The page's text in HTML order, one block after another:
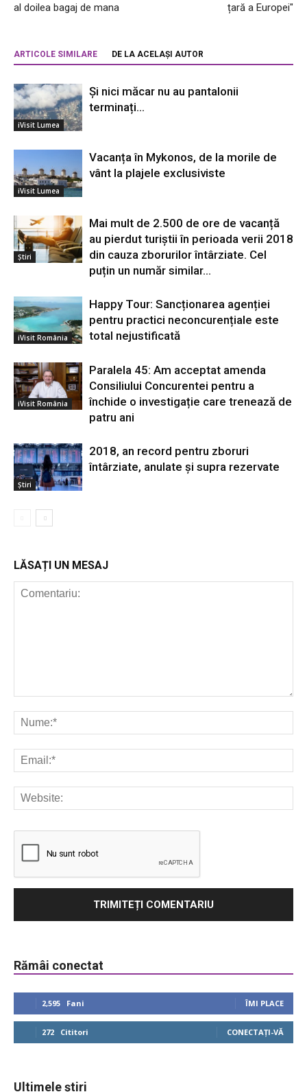
al doilea bagaj de mana țară a Europei"
ARTICOLE SIMILARE DE LA ACELAȘI AUTOR
iVisit Lumea
Și nici măcar nu au pantalonii
terminați…
iVisit Lumea
Vacanța în Mykonos, de la morile de
vânt la plajele exclusiviste
Știri
Mai mult de 2.500 de ore de vacanță
au pierdut turiștii în perioada verii 2018
din cauza zborurilor întârziate. Cel
puțin un număr similar...
iVisit România
Happy Tour: Sancționarea agenției
pentru practici neconcurențiale este
total nejustificată
iVisit România
Paralela 45: Am acceptat amenda
Consiliului Concurentei pentru a
închide o investigație care trenează de
patru ani
Știri
2018, an record pentru zboruri
întârziate, anulate și supra rezervate
LĂSAȚI UN MESAJ
Rămâi conectat
2,595 Fani ÎMI PLACE
272 Cititori CONECTAȚI-VĂ
Ultimele știri